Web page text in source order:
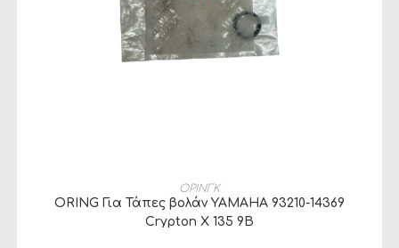
ΠΡΟΣΘΉΚΗ ΣΤΟ ΚΑΛΆΘΙ
ΟΡΙΝΓΚ
ORING Για Τάπες βολάν YAMAHA 93210-14369
Crypton X 135 9B